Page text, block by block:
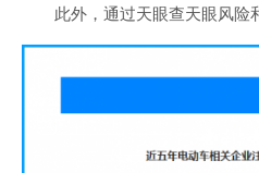
此外，通过天眼查天眼风险